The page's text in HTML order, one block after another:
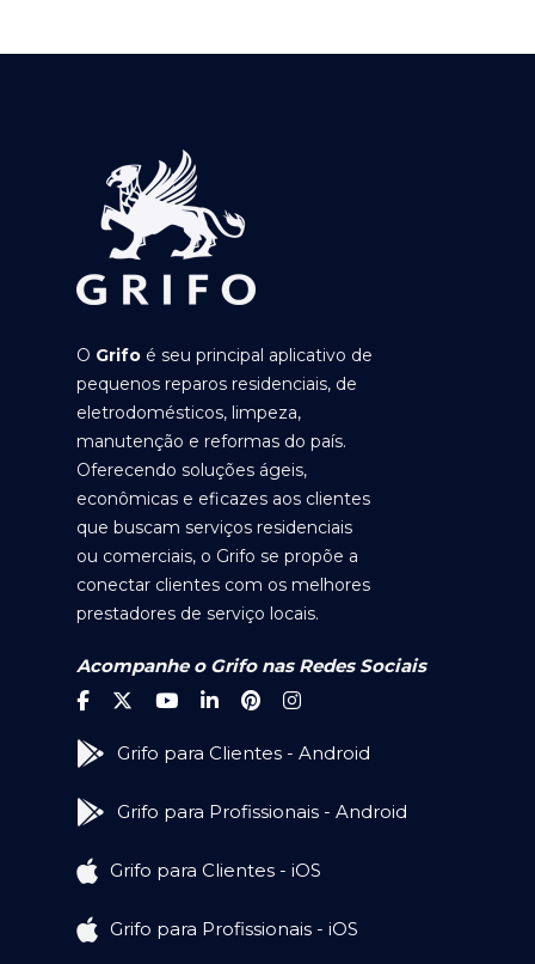
O Grifo é seu principal aplicativo de
pequenos reparos residenciais, de
eletrodomésticos, limpeza,
manutenção e reformas do país.
Oferecendo soluções ágeis,
econômicas e eficazes aos clientes
que buscam serviços residenciais
ou comerciais, o Grifo se propõe a
conectar clientes com os melhores
prestadores de serviço locais.
Acompanhe o Grifo nas Redes Sociais
Grifo para Clientes - Android
Grifo para Profissionais - Android
Grifo para Clientes - iOS
Grifo para Profissionais - iOS